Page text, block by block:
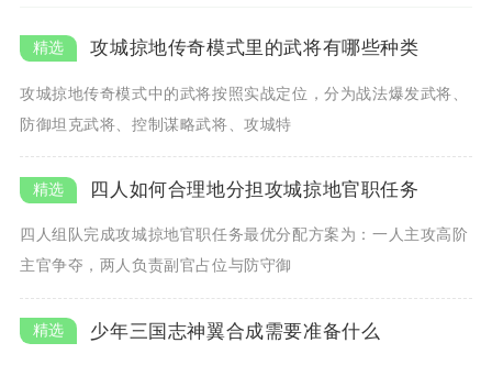
攻城掠地传奇模式里的武将有哪些种类
攻城掠地传奇模式中的武将按照实战定位，分为战法爆发武将、
防御坦克武将、控制谋略武将、攻城特
四人如何合理地分担攻城掠地官职任务
四人组队完成攻城掠地官职任务最优分配方案为：一人主攻高阶
主官争夺，两人负责副官占位与防守御
少年三国志神翼合成需要准备什么